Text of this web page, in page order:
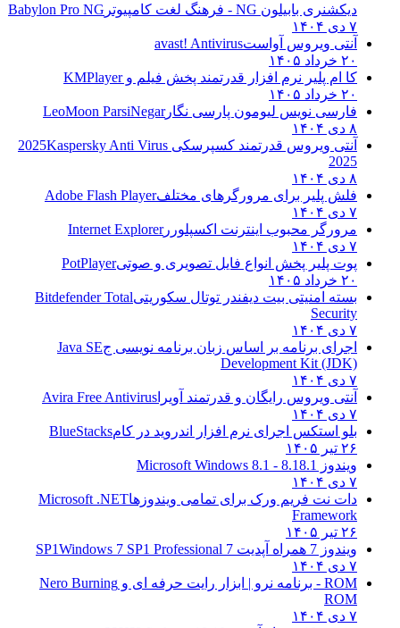
دیکشنری بابیلون NG - فرهنگ لغت کامپیوتر
Babylon Pro NG
۷ دی ۱۴۰۴
آنتی ویروس آواستavast! Antivirus
۲۰ خرداد ۱۴۰۵
کا ام پلیر نرم افزار قدرتمند پخش فیلم وKMPlayer
۲۰ خرداد ۱۴۰۵
فارسی نویس لیومون پارسی نگارLeoMoon ParsiNegar
۸ دی ۱۴۰۴
آنتی ویروس قدرتمند کسپرسکی 2025 Kaspersky Anti Virus
2025
۸ دی ۱۴۰۴
فلش پلیر برای مرورگرهای مختلفAdobe Flash Player
۷ دی ۱۴۰۴
مرورگر محبوب اینترنت اکسپلوررInternet Explorer
۷ دی ۱۴۰۴
پوت پلیر پخش انواع فایل تصویری و صوتیPotPlayer
۲۰ خرداد ۱۴۰۵
بسته امنیتی بیت دیفندر توتال سکوریتیBitdefender Total
Security
۷ دی ۱۴۰۴
اجرای برنامه بر اساس زبان برنامه نویسی جJava SE
Development Kit (JDK)
۷ دی ۱۴۰۴
آنتی ویروس رایگان و قدرتمند آویرا Avira Free Antivirus
۷ دی ۱۴۰۴
بلو استکس اجرای نرم افزار اندروید در کامBlueStacks
۲۶ تیر ۱۴۰۵
ویندوز 8.1
8.1 - Microsoft Windows 8.1
۷ دی ۱۴۰۴
دات نت فریم ورک برای تمامی ویندوزهاMicrosoft .NET
Framework
۲۶ تیر ۱۴۰۵
ویندوز 7 همراه آپدیت 7 SP1
Windows 7 SP1 Professional
۷ دی ۱۴۰۴
ROM - برنامه نرو | ابزار رایت حرفه ای و
Nero Burning
ROM
۷ دی ۱۴۰۴